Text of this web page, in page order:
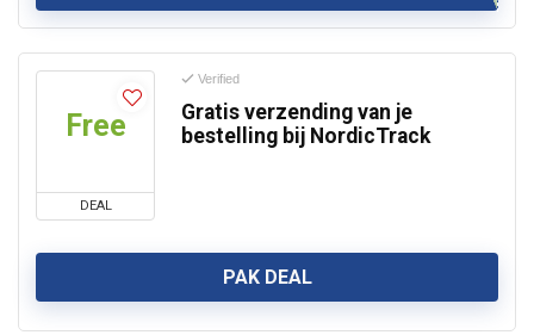
Free
DEAL
Verified
Gratis verzending van je
bestelling bij NordicTrack
PAK DEAL